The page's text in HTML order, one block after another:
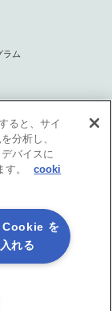
ラム
いて
会社情報
ると、サイ
分析し、
バイスに
す。
cooki
Cookie を
れる